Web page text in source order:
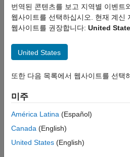
번역된 콘텐츠를 보고 지역별 이벤트
웹사이트를 선택하십시오. 현재 계신
웹사이트를 권장합니다: United
United States
또한 다음 목록에서 웹사이트를 선택
미주
América Latina (Español)
Canada (English)
United States (English)